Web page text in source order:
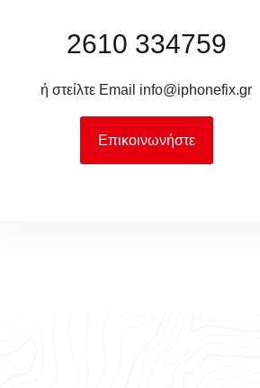
2610 334759
ή στείλτε Email info@iphonefix.gr
Επικοινωνήστε